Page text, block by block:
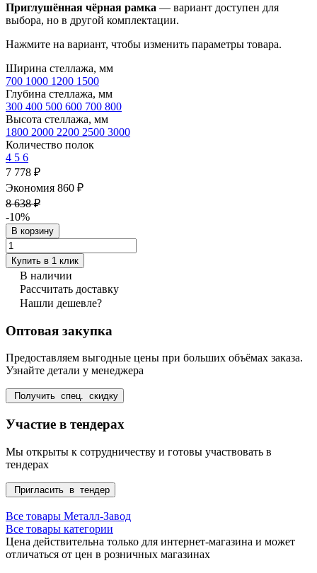
Приглушённая чёрная рамка — вариант доступен для
выбора, но в другой комплектации.
Нажмите на вариант, чтобы изменить параметры товара.
Ширина стеллажа, мм
700 1000 1200 1500
Глубина стеллажа, мм
300 400 500 600 700 800
Высота стеллажа, мм
1800 2000 2200 2500 3000
Количество полок
4 5 6
7 778 ₽
Экономия 860 ₽
8 638 ₽
-10%
В корзину
Купить в 1 клик
В наличии
Рассчитать доставку
Нашли дешевле?
Оптовая закупка
Предоставляем выгодные цены при больших объёмах заказа.
Узнайте детали у менеджера
Получить спец. скидку
Участие в тендерах
Мы открыты к сотрудничеству и готовы участвовать в
тендерах
Пригласить в тендер
Все товары Металл-Завод
Все товары категории
Цена действительна только для интернет-магазина и может
отличаться от цен в розничных магазинах